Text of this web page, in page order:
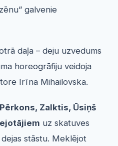
galvenie
daļa – deju uzvedums
horeogrāfiju veidoja
Irīna Mihailovska.
Zalktis, Ūsiņš
uz skatuves
stāstu. Meklējot